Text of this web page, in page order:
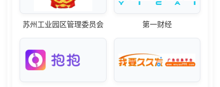
苏州工业园区管理委员会 第一财经